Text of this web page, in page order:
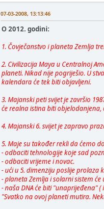
07-03-2008, 13:13:46
O 2012. godini:
1. Čovječanstvo i planeta Zemlja
2. Civilizacija Maya u Centralnoj
planeti. Nikad nije pogriješio. U
kalendara će tek biti objavljeni.
3. Majanski peti svijet je završio
će realna istina biti
4. Majanski 6. svijet je zapravo
5. Maje su također rekli da ćemo
- odbaciti tehnologije koje sad
- odbaciti vrijeme i novac.
- ući u 5. dimenziju poslije prolaza
- planeta Zemlja i solarni sistem
- naša DNA će biti "unaprijeđena"
"Svatko na ovoj planeti mutira.